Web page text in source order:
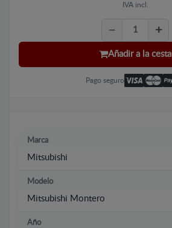
IVA incl.
Añadir a la cesta
Pago seguro
Marca
Mitsubishi
Modelo
Mitsubishi Montero
Año